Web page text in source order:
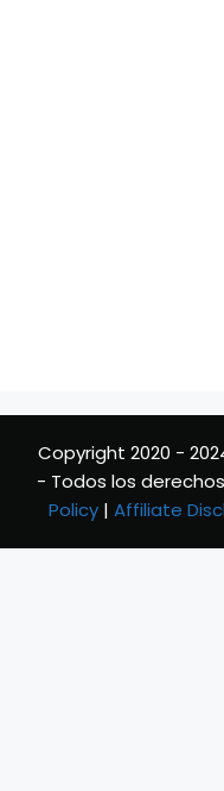
Copyright 2020 -
- Todos los
Policy | Affiliate